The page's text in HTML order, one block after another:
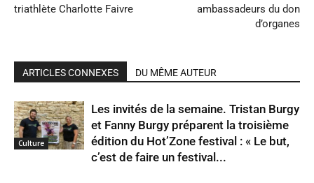
triathlète Charlotte Faivre
ambassadeurs du don
d’organes
ARTICLES CONNEXES DU MÊME AUTEUR
Culture
Les invités de la semaine. Tristan Burgy
et Fanny Burgy préparent la troisième
édition du Hot’Zone festival : « Le but,
c’est de faire un festival...